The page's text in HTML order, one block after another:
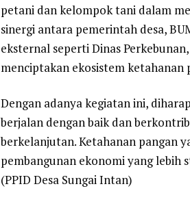
petani dan kelompok tani dalam
sinergi antara pemerintah desa,
eksternal seperti Dinas
menciptakan ekosistem ketahanan
Dengan adanya kegiatan ini,
berjalan dengan baik dan
berkelanjutan. Ketahanan pangan
pembangunan ekonomi yang lebih
(PPID Desa Sungai Intan)